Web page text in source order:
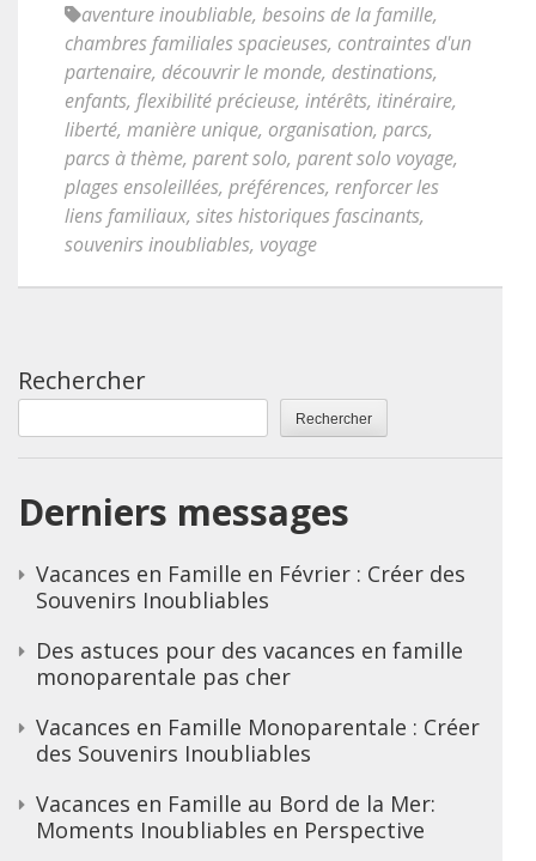
aventure inoubliable, besoins de la famille,
chambres familiales spacieuses, contraintes d'un
partenaire, découvrir le monde, destinations,
enfants, flexibilité précieuse, intérêts, itinéraire,
liberté, manière unique, organisation, parcs,
parcs à thème, parent solo, parent solo voyage,
plages ensoleillées, préférences, renforcer les
liens familiaux, sites historiques fascinants,
souvenirs inoubliables, voyage
Rechercher
Rechercher
Derniers messages
Vacances en Famille en Février : Créer des
Souvenirs Inoubliables
Des astuces pour des vacances en famille
monoparentale pas cher
Vacances en Famille Monoparentale : Créer
des Souvenirs Inoubliables
Vacances en Famille au Bord de la Mer:
Moments Inoubliables en Perspective